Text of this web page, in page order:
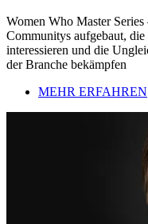
Women Who Master
Communitys aufgebaut,
interessieren und die
der Branche bekämpfen
MEHR ERFAHREN